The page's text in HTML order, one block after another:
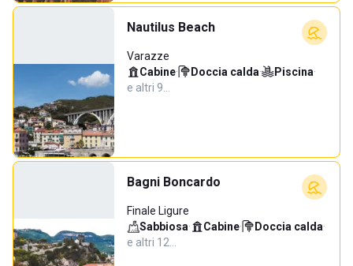
Nautilus Beach
Varazze
Cabine· Doccia calda· Piscina·
e altri 9…
Bagni Boncardo
Finale Ligure
Sabbiosa· Cabine· Doccia calda·
e altri 12…